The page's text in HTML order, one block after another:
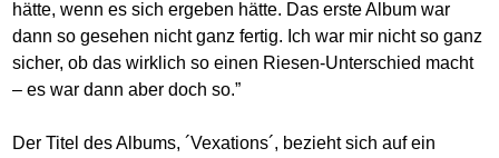
hätte, wenn es sich ergeben hätte. Das erste Album war
dann so gesehen nicht ganz fertig. Ich war mir nicht so ganz
sicher, ob das wirklich so einen Riesen-Unterschied macht
– es war dann aber doch so.”
Der Titel des Albums, ´Vexations´, bezieht sich auf ein